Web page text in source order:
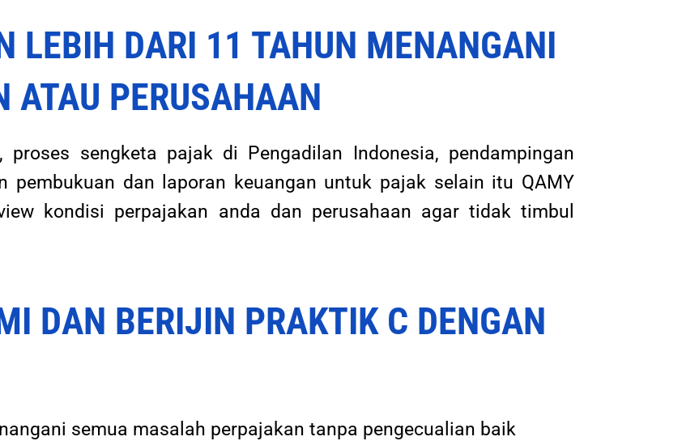
LEBIH DARI 11 TAHUN MENANGANI
ATAU PERUSAHAAN
sengketa pajak di Pengadilan Indonesia, pendampingan
pembukuan dan laporan keuangan untuk pajak selain itu QAMY
kondisi perpajakan anda dan perusahaan agar tidak timbul
DAN BERIJIN PRAKTIK C DENGAN
semua masalah perpajakan tanpa pengecualian baik